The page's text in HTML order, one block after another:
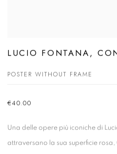
LUCIO FONTANA,
POSTER WITHOUT FRAME
€40.00
Una delle opere più iconiche di
attraversano la sua superficie rosa,